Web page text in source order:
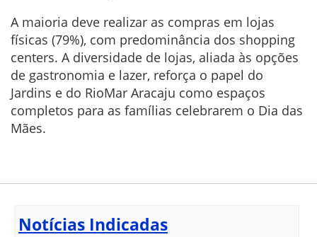
A maioria deve realizar as compras em lojas
físicas (79%), com predominância dos shopping
centers. A diversidade de lojas, aliada às opções
de gastronomia e lazer, reforça o papel do
Jardins e do RioMar Aracaju como espaços
completos para as famílias celebrarem o Dia das
Mães.
Notícias Indicadas